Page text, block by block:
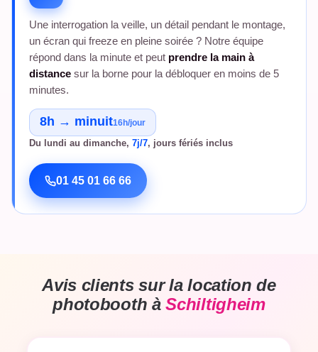
Une interrogation la veille, un détail pendant le montage,
un écran qui freeze en pleine soirée ? Notre équipe
répond dans la minute et peut prendre la main à
distance sur la borne pour la débloquer en moins de 5
minutes.
8h → minuit16h/jour
Du lundi au dimanche, 7j/7, jours fériés inclus
01 45 01 66 66
Avis clients sur la location de
photobooth àSchiltigheim